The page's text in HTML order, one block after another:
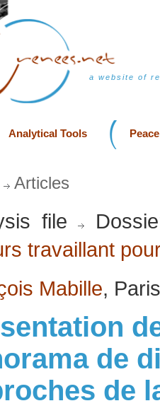
a website of
Analytical Tools
Articles
file
travaillant
Mabille,
de
de